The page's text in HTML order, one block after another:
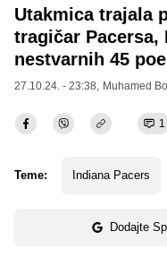
Utakmica trajala
tragičar Pacersa,
nestvarnih 45
27.10.24. - 23:38, Muhamed
1
Teme: Indiana Pacers
Dodajte